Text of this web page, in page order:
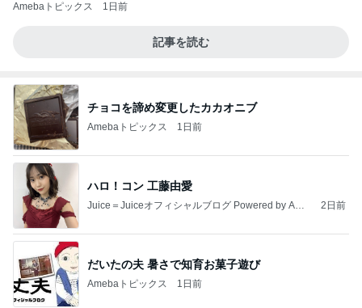
Amebaトピックス 1日前
記事を読む
チョコを諦め変更したカカオニブ
Amebaトピックス 1日前
ハロ！コン 工藤由愛
Juice＝Juiceオフィシャルブログ Powered by Ame
2日前
だいたの夫 暑さで知育お菓子遊び
Amebaトピックス 1日前